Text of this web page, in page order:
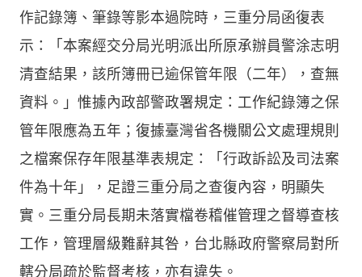
作記錄簿、筆錄等影本過院時，三重分局函復表
示：「本案經交分局光明派出所原承辦員警涂志明
清查結果，該所簿冊已逾保管年限（二年），查無
資料。」惟據內政部警政署規定：工作紀錄簿之保
管年限應為五年；復據臺灣省各機關公文處理規則
之檔案保存年限基準表規定：「行政訴訟及司法案
件為十年」，足證三重分局之查復內容，明顯失
實。三重分局長期未落實檔卷稽催管理之督導查核
工作，管理層級難辭其咎，台北縣政府警察局對所
轄分局疏於監督考核，亦有違失。